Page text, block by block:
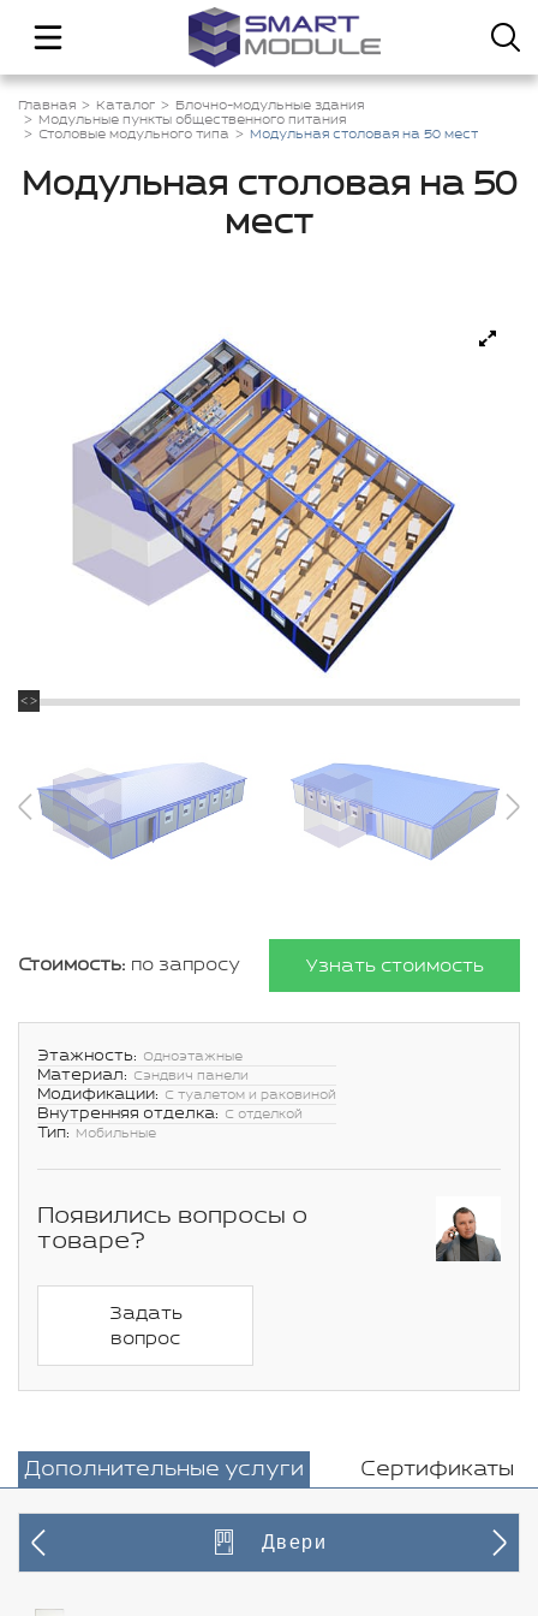
Главная Каталог
Блочно-модульные здания
Модульные пункты общественного питания
Столовые модульного типа
Модульная столовая на 50 мест
Модульная столовая на 50
мест
Стоимость: по запросу Узнать стоимость
Этажность: Одноэтажные
Материал: Сэндвич панели
Модификации: С туалетом и раковиной
Внутренняя отделка: С отделкой
Тип: Мобильные
Появились вопросы о
товаре?
Задать
вопрос
Дополнительные услуги Сертификаты
Двери